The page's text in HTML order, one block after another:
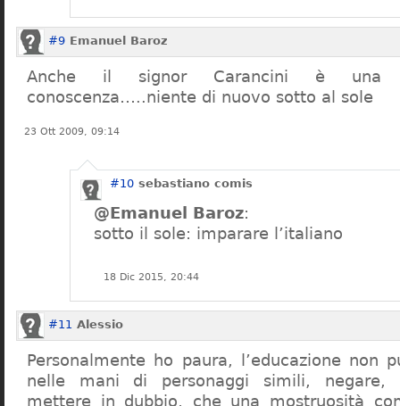
#9 Emanuel Baroz
Anche il signor Carancini è una
conoscenza…..niente di nuovo sotto al sole
23 Ott 2009, 09:14
#10 sebastiano comis
@Emanuel Baroz:
sotto il sole: imparare l’italiano
18 Dic 2015, 20:44
#11 Alessio
Personalmente ho paura, l’educazione non
nelle mani di personaggi simili, negare,
mettere in dubbio, che una mostruosità